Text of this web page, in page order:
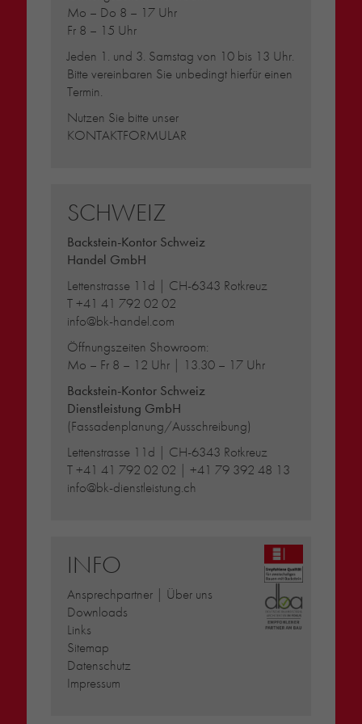
Mo – Do 8 – 17 Uhr
Fr 8 – 15 Uhr
Jeden 1. und 3. Samstag von 10 bis 13 Uhr.
Bitte vereinbaren Sie unbedingt hierfür einen
Termin.
Nutzen Sie bitte unser
KONTAKTFORMULAR
SCHWEIZ
Backstein-Kontor Schweiz
Handel GmbH
Lettenstrasse 11d | CH-6343 Rotkreuz
T+41 41 792 02 02
info@bk-handel.com
Öffnungszeiten Showroom:
Mo – Fr 8 – 12 Uhr | 13.30 – 17 Uhr
Backstein-Kontor Schweiz
Dienstleistung GmbH
(Fassadenplanung/Ausschreibung)
Lettenstrasse 11d | CH-6343 Rotkreuz
T+41 41 792 02 02 |+41 79 392 48 13
info@bk-dienstleistung.ch
INFO
Ansprechpartner | Über uns
Downloads
Links
Sitemap
Datenschutz
Impressum